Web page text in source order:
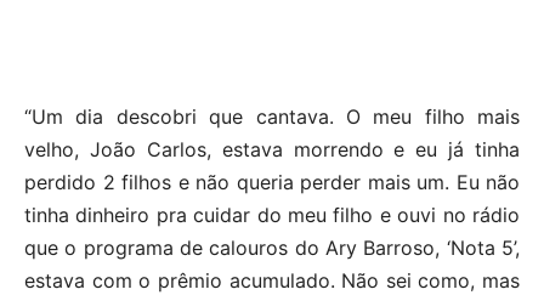
“Um dia descobri que cantava. O meu filho mais
velho, João Carlos, estava morrendo e eu já tinha
perdido 2 filhos e não queria perder mais um. Eu não
tinha dinheiro pra cuidar do meu filho e ouvi no rádio
que o programa de calouros do Ary Barroso, ‘Nota 5’,
estava com o prêmio acumulado. Não sei como, mas